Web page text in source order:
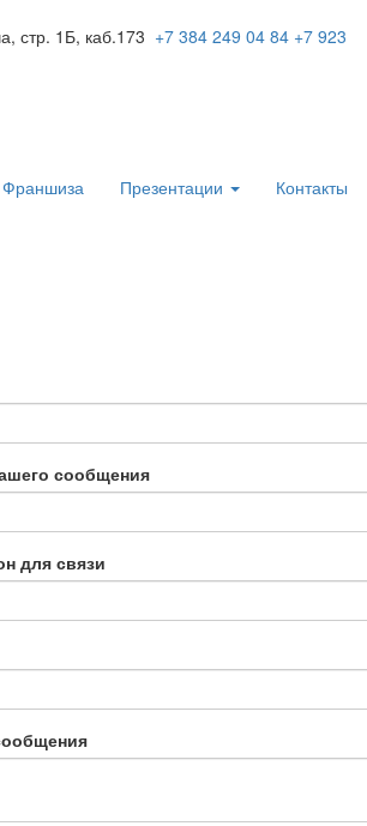
стр. 1Б, каб.173 +7 384 249 04 84 +7 923
Франшиза Презентации Контакты
сообщения
для связи